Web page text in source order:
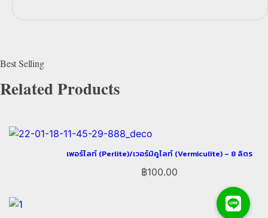
Related Products
เพอร์ไลท์ (Perlite)/เวอร์มิคูไลท์ (Vermiculite) – 8 ลิตร
฿100.00